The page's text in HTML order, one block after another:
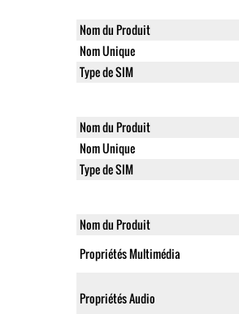
Nom du Produit
Nom Unique
Type de SIM
Nom du Produit
Nom Unique
Type de SIM
Nom du Produit
Propriétés Multimédia
Propriétés Audio